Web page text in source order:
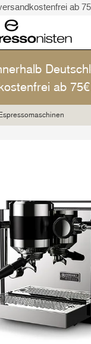
ab
Versand: 4,90€ (D)
ab
Kaffee ist Kunst
ab